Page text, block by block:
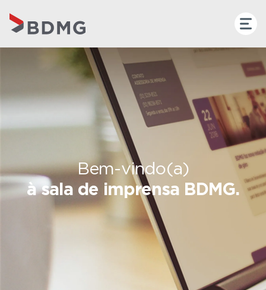
Bem-vindo(a)
à sala de imprensa BDMG.